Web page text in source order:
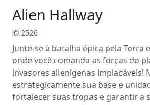
Alien Hallway
2526
Junte-se à batalha épica pela Terra
onde você comanda as forças do
invasores alienígenas implacáveis!
estrategicamente sua base e
fortalecer suas tropas e garantir a